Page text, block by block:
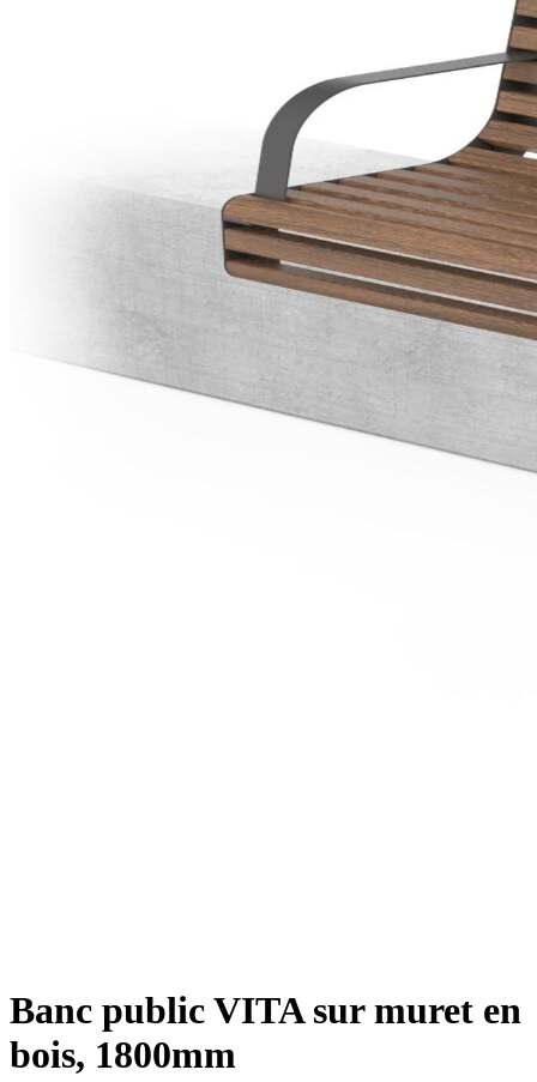
Banc public VITA sur muret en
bois, 1800mm